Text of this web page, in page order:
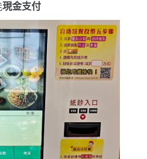
現金支付